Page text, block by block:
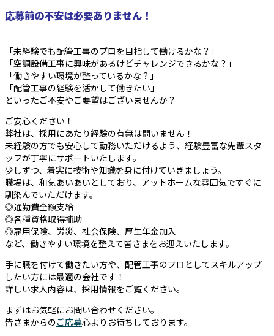
応募前の不安は必要ありません！
「未経験でも配管工事のプロを目指して働けるかな？」
「空調設備工事に興味があるけどチャレンジできるかな？」
「働きやすい環境が整っているかな？」
「配管工事の経験を活かして働きたい」
といったご不安やご要望はございませんか？
ご安心ください！
弊社は、採用にあたり経験の有無は問いません！
未経験の方でも安心して勤務いただけるよう、経験豊富な先輩スタ
ッフが丁寧にサポートいたします。
少しずつ、着実に技術や知識を身に付けていきましょう。
職場は、和気あいあいとしており、アットホームな雰囲気ですぐに
馴染んでいただけます。
◎通勤費全額支給
◎各種資格取得補助
◎雇用保険、労災、社会保険、厚生年金加入
など、働きやすい環境を整えて皆さまをお迎えいたします。
手に職を付けて働きたい方や、配管工事のプロとしてスキルアップ
したい方には最適の会社です！
詳しい求人内容は、採用情報をご覧ください。
まずはお気軽にお問い合わせください。
皆さまからのご応募心よりお待ちしております。